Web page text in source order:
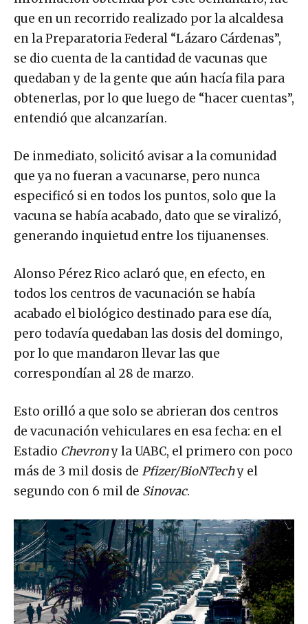
que en un recorrido realizado por la alcaldesa
en la Preparatoria Federal “Lázaro Cárdenas”,
se dio cuenta de la cantidad de vacunas que
quedaban y de la gente que aún hacía fila para
obtenerlas, por lo que luego de “hacer cuentas”,
entendió que alcanzarían.
De inmediato, solicitó avisar a la comunidad
que ya no fueran a vacunarse, pero nunca
especificó si en todos los puntos, solo que la
vacuna se había acabado, dato que se viralizó,
generando inquietud entre los tijuanenses.
Alonso Pérez Rico aclaró que, en efecto, en
todos los centros de vacunación se había
acabado el biológico destinado para ese día,
pero todavía quedaban las dosis del domingo,
por lo que mandaron llevar las que
correspondían al 28 de marzo.
Esto orilló a que solo se abrieran dos centros
de vacunación vehiculares en esa fecha: en el
Estadio
Chevron
y la UABC, el primero con poco
más de 3 mil dosis de
Pfizer/BioNTech
y el
segundo con 6 mil de
Sinovac